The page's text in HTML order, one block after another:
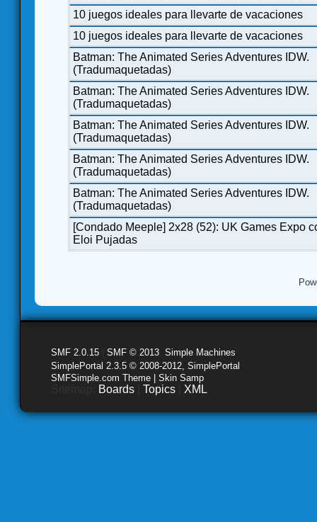
10 juegos ideales para llevarte de vacaciones
10 juegos ideales para llevarte de vacaciones
Batman: The Animated Series Adventures IDW.
(Tradumaquetadas)
Batman: The Animated Series Adventures IDW.
(Tradumaquetadas)
Batman: The Animated Series Adventures IDW.
(Tradumaquetadas)
Batman: The Animated Series Adventures IDW.
(Tradumaquetadas)
Batman: The Animated Series Adventures IDW.
(Tradumaquetadas)
[Condado Meeple] 2x28 (52): UK Games Expo
Eloi Pujadas
SMF 2.0.15 SMF © 2013 Simple Machines
SimplePortal 2.3.5 © 2008-2012, SimplePortal
SMFSimple.com Theme | Skin Samp
Boards Topics XML